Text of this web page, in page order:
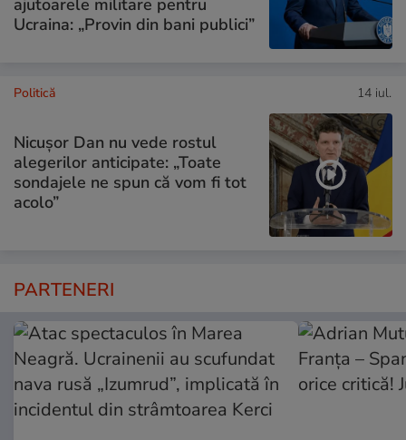
Ucraina: „Provin din bani publici”
Politică 14 iul.
Nicușor Dan nu vede rostul
alegerilor anticipate: „Toate
sondajele ne spun că vom fi tot
acolo”
PARTENERI